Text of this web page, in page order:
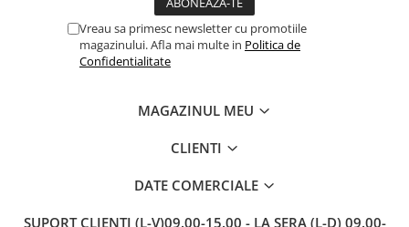
Vreau sa primesc newsletter cu promotiile
magazinului. Afla mai multe in Politica de
Confidentialitate
MAGAZINUL MEU
CLIENTI
DATE COMERCIALE
SUPORT CLIENTI (L-V)09.00-15.00 - LA SERA (L-D) 09.00-